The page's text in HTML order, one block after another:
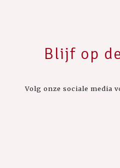
Blijf op
Volg onze sociale media